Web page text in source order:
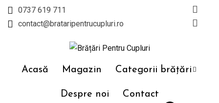
Skip
0737 619 711
contact@brataripentrucupluri.ro
Acasă Magazin Categorii brățări
Despre noi Contact